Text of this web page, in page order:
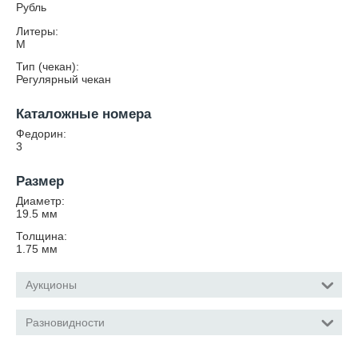
Рубль
Литеры:
М
Тип (чекан):
Регулярный чекан
Каталожные номера
Федорин:
3
Размер
Диаметр:
19.5 мм
Толщина:
1.75 мм
Аукционы
Разновидности